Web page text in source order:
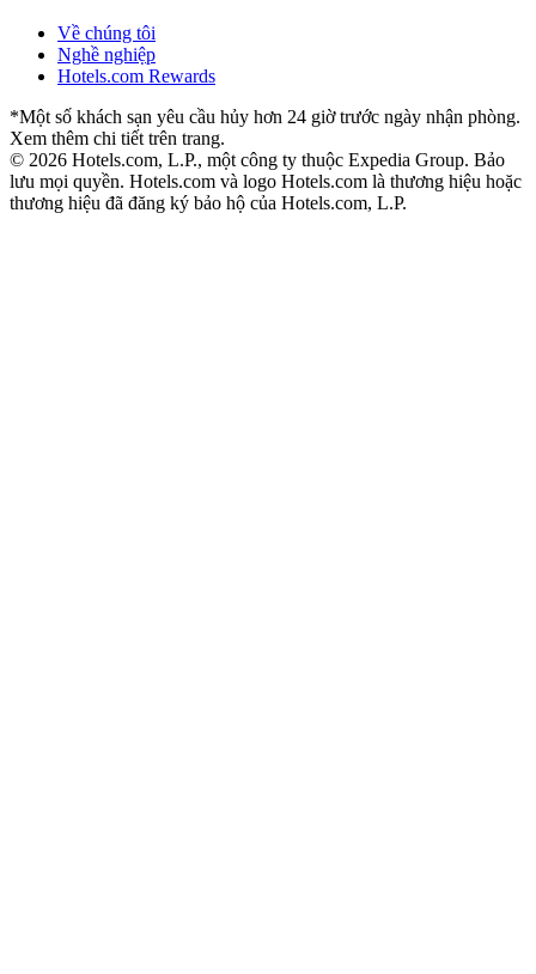
Về chúng tôi
Nghề nghiệp
Hotels.com Rewards
*Một số khách sạn yêu cầu hủy hơn 24 giờ trước ngày nhận phòng.
Xem thêm chi tiết trên trang.
© 2026 Hotels.com, L.P., một công ty thuộc Expedia Group. Bảo
lưu mọi quyền. Hotels.com và logo Hotels.com là thương hiệu hoặc
thương hiệu đã đăng ký bảo hộ của Hotels.com, L.P.